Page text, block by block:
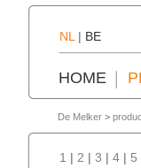
NL | BE
HOME
De Melker >
1 | 2 | 3 | 4 | 5